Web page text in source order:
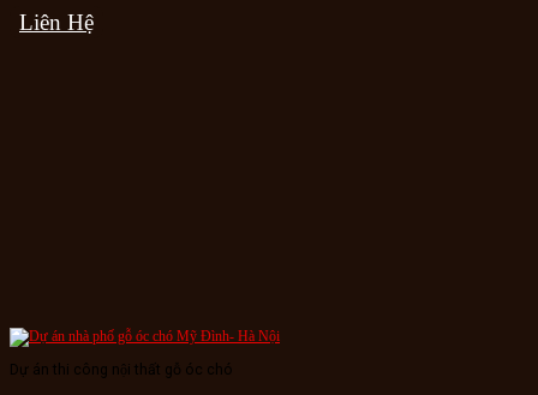
Liên Hệ
Dự án thi công nội thất gỗ óc chó